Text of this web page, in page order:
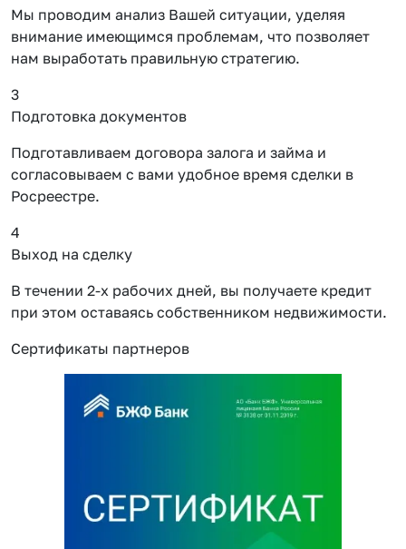
Мы проводим анализ Вашей ситуации, уделяя
внимание имеющимся проблемам, что позволяет
нам выработать правильную стратегию.
3
Подготовка документов
Подготавливаем договора залога и займа и
согласовываем с вами удобное время сделки в
Росреестре.
4
Выход на сделку
В течении 2-х рабочих дней, вы получаете кредит
при этом оставаясь собственником недвижимости.
Сертификаты партнеров